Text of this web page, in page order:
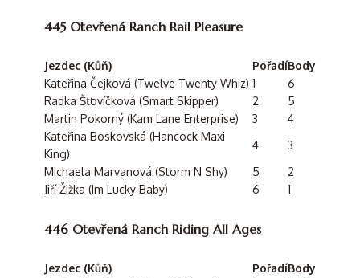
445 Otevřená Ranch Rail Pleasure
Jezdec (Kůň) PořadíBody
Kateřina Čejková (Twelve Twenty Whiz) 1
6
Radka Šťovíčková (Smart Skipper)
2
5
Martin Pokorný (Kam Lane Enterprise)
3
4
Kateřina Boskovská (Hancock Maxi
King)
4
3
Michaela Marvanová (Storm N Shy)
5
2
Jiří Žižka (Im Lucky Baby)
6 1
446 Otevřená Ranch Riding All Ages
Jezdec (Kůň) PořadíBody